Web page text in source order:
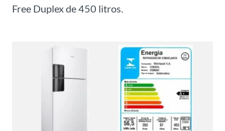
Free Duplex de 450 litros.